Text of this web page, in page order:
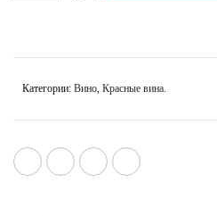
Категории: Вино, Красные вина.